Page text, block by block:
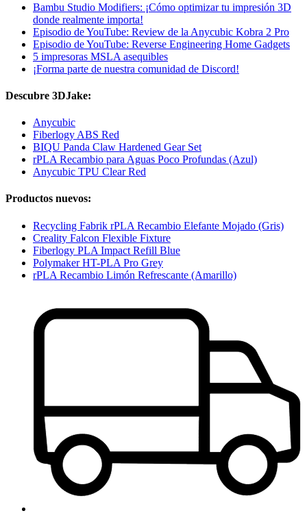
Bambu Studio Modifiers: ¡Cómo optimizar tu impresión 3D
donde realmente importa!
Episodio de YouTube: Review de la Anycubic Kobra 2 Pro
Episodio de YouTube: Reverse Engineering Home Gadgets
5 impresoras MSLA asequibles
¡Forma parte de nuestra comunidad de Discord!
Descubre 3DJake:
Anycubic
Fiberlogy ABS Red
BIQU Panda Claw Hardened Gear Set
rPLA Recambio para Aguas Poco Profundas (Azul)
Anycubic TPU Clear Red
Productos nuevos:
Recycling Fabrik rPLA Recambio Elefante Mojado (Gris)
Creality Falcon Flexible Fixture
Fiberlogy PLA Impact Refill Blue
Polymaker HT-PLA Pro Grey
rPLA Recambio Limón Refrescante (Amarillo)